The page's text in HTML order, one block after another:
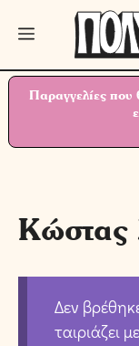
Μετάβαση
περιεχόμενο
Μενού
Παραγγελίες που
Κώστας
Δεν
ταιριάζει